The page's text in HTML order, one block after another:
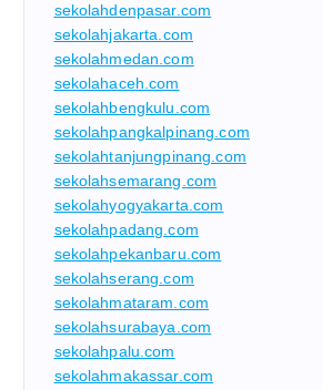
sekolahdenpasar.com
sekolahjakarta.com
sekolahmedan.com
sekolahaceh.com
sekolahbengkulu.com
sekolahpangkalpinang.com
sekolahtanjungpinang.com
sekolahsemarang.com
sekolahyogyakarta.com
sekolahpadang.com
sekolahpekanbaru.com
sekolahserang.com
sekolahmataram.com
sekolahsurabaya.com
sekolahpalu.com
sekolahmakassar.com